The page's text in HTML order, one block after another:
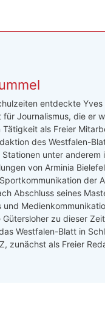
entdeckte Yves
für Journalismus, die er
Tätigkeit als Freier
des Westfalen-
unter anderem
von Arminia
der
Abschluss seines
und
zu dieser
Westfalen-Blatt in
zunächst als Freier